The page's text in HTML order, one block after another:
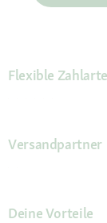
Flexible
Versandpartner
Deine Vorteile